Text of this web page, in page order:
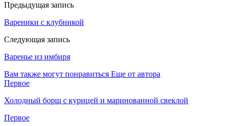
Предыдущая запись
Вареники с клубникой
Следующая запись
Варенье из имбиря
Вам также могут понравиться Еще от автора
Первое
Холодный борщ с курицей и маринованной свеклой
Первое